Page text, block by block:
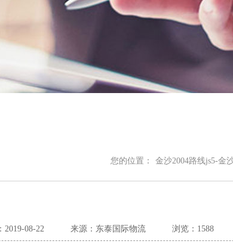
您的位置： 金沙2004路线js5-金
2019-08-22 来源：东泰国际物流 浏览：1588